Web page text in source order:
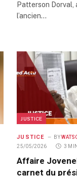
Patterson Dorval,
l’ancien…
JUSTICE
JUSTICE BY
25/05/2026
3
Affaire
carnet du